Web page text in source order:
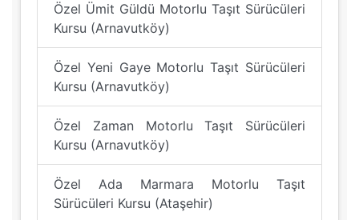
Özel Ümit Güldü Motorlu Taşıt Sürücüleri
Kursu (Arnavutköy)
Özel Yeni Gaye Motorlu Taşıt Sürücüleri
Kursu (Arnavutköy)
Özel Zaman Motorlu Taşıt Sürücüleri
Kursu (Arnavutköy)
Özel Ada Marmara Motorlu Taşıt
Sürücüleri Kursu (Ataşehir)